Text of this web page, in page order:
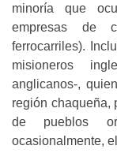
minoría que
empresas de
ferrocarriles).
misioneros
anglicanos-,
región chaqueña,
de pueblos
ocasionalmente,